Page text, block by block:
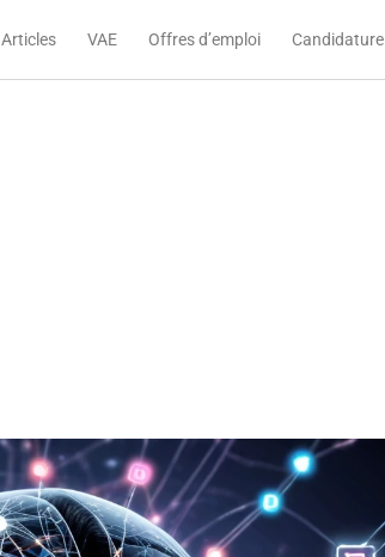
Articles VAE Offres d’emploi Candidature